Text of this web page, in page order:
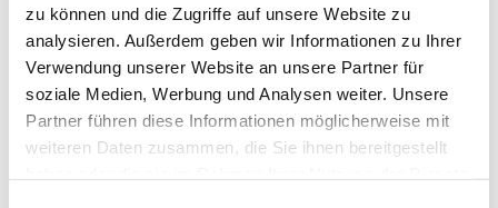
zu können und die Zugriffe auf unsere Website zu
analysieren. Außerdem geben wir Informationen zu Ihrer
Verwendung unserer Website an unsere Partner für
soziale Medien, Werbung und Analysen weiter. Unsere
Partner führen diese Informationen möglicherweise mit
weiteren Daten zusammen, die Sie ihnen bereitgestellt